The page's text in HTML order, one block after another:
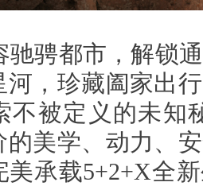
骋都市，解锁
河，珍藏阖家出
不被定义的未知
的美学、动力、
美承载5+2+X全